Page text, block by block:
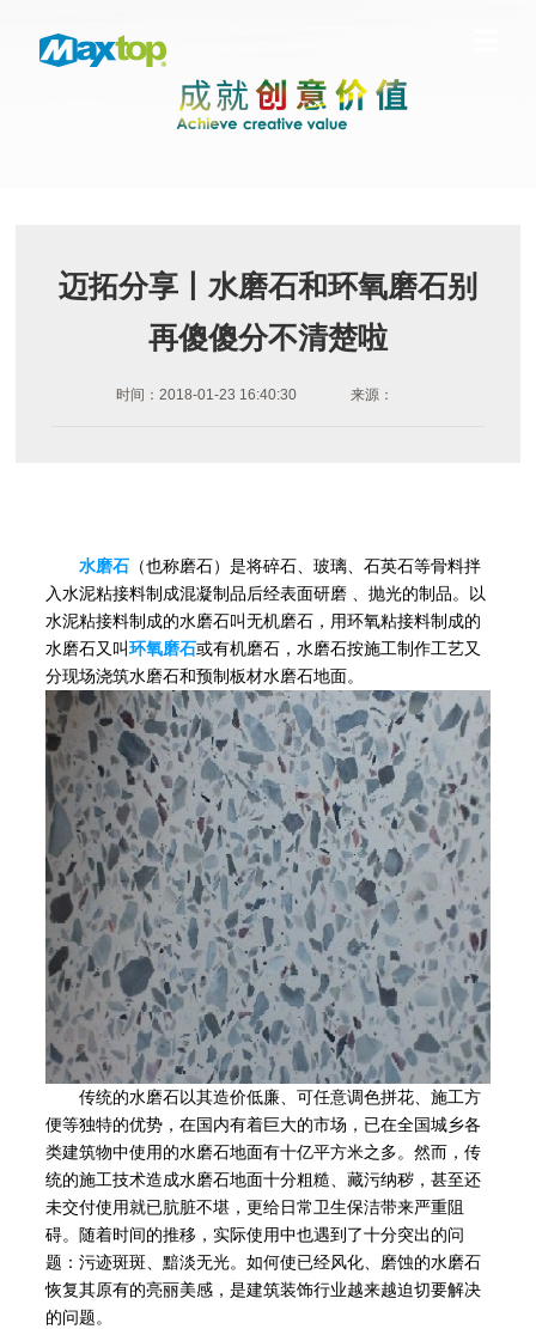
迈拓分享丨水磨石和环氧磨石别
再傻傻分不清楚啦
时间：2018-01-23 16:40:30 来源：
水磨石 （也称磨石）是将碎石、玻璃、石英石等骨料拌
入水泥粘接料制成混凝制品后经表面研磨 、抛光的制品。以
水泥粘接料制成的水磨石叫无机磨石，用环氧粘接料制成的
水磨石又叫环氧磨石或有机磨石，水磨石按施工制作工艺又
分现场浇筑水磨石和预制板材水磨石地面。
传统的水磨石以其造价低廉、可任意调色拼花、施工方
便等独特的优势，在国内有着巨大的市场，已在全国城乡各
类建筑物中使用的水磨石地面有十亿平方米之多。然而，传
统的施工技术造成水磨石地面十分粗糙、藏污纳秽，甚至还
未交付使用就已肮脏不堪，更给日常卫生保洁带来严重阻
碍。随着时间的推移，实际使用中也遇到了十分突出的问
题：污迹斑斑、黯淡无光。如何使已经风化、磨蚀的水磨石
恢复其原有的亮丽美感，是建筑装饰行业越来越迫切要解决
的问题。